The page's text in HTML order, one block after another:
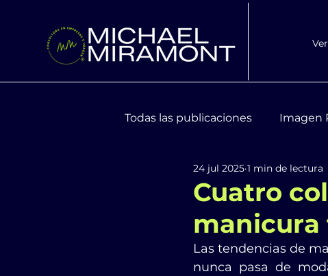
Todas las publicaciones Imagen
Moda y Tendencias
Cuatro
manicura
24 jul 2025 1 min de lectura
Las tendencias de
nunca pasa de